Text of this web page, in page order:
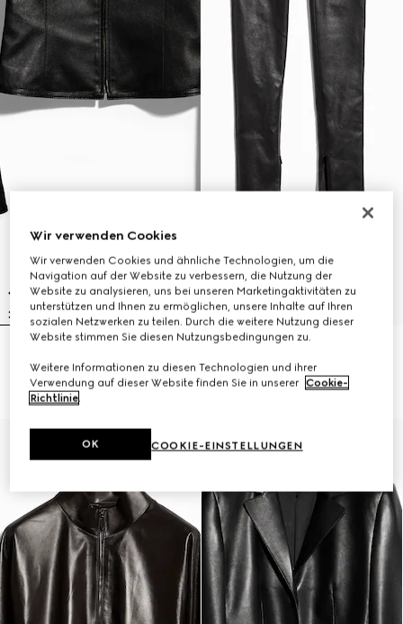
Reißverschluss
€ 4.500
leichtem Stretch-Leder
€ 3.500
Wir verwenden Cookies
Wir verwenden Cookies und ähnliche Technologien, um die
Navigation auf der Website zu verbessern, die Nutzung der
Website zu analysieren, uns bei unseren Marketingaktivitäten zu
unterstützen und Ihnen zu ermöglichen, unsere Inhalte auf Ihren
sozialen Netzwerken zu teilen. Durch die weitere Nutzung dieser
Website stimmen Sie diesen Nutzungsbedingungen zu.
Weitere Informationen zu diesen Technologien und ihrer
Verwendung auf dieser Website finden Sie in unserer Cookie-
Richtlinie.
COOKIE-EINSTELLUNGEN
OK